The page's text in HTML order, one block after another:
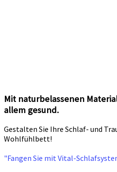
Mit naturbelassenen
allem gesund.
Gestalten Sie Ihre Schlaf- und
Wohlfühlbett!
"Fangen Sie mit Vital-